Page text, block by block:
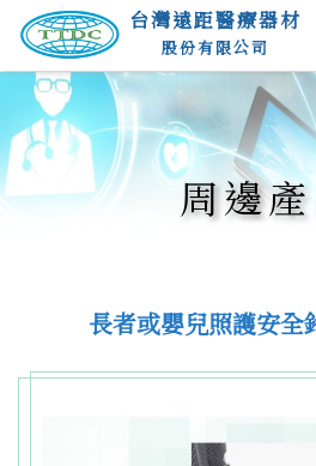
台灣遠距醫療器材
股份有限公司
周邊
長者或嬰兒照護安全